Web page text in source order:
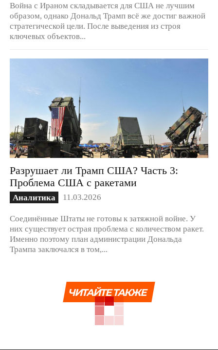
Война с Ираном складывается для США не лучшим
образом, однако Дональд Трамп всё же достиг важной
стратегической цели. После выведения из строя
ключевых объектов...
Разрушает ли Трамп США? Часть 3:
Проблема США с ракетами
Аналитика 11.03.2026
Соединённые Штаты не готовы к затяжной войне. У
них существует острая проблема с количеством ракет.
Именно поэтому план администрации Дональда
Трампа заключался в том,...
ЧИТАЙТЕ ТАКЖЕ